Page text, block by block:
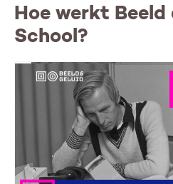
Hoe werkt Beeld
School?